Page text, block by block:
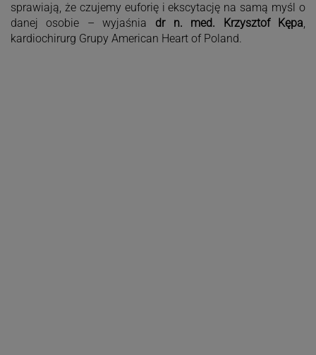
sprawiają, że czujemy euforię i ekscytację na samą myśl o
danej osobie – wyjaśnia dr n. med. Krzysztof Kępa,
kardiochirurg Grupy American Heart of Poland.